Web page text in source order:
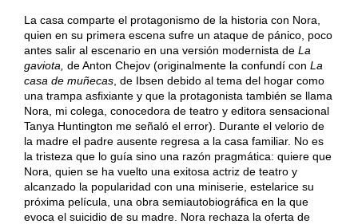
La casa comparte el protagonismo de la historia con Nora,
quien en su primera escena sufre un ataque de pánico, poco
antes salir al escenario en una versión modernista de La
gaviota, de Anton Chejov (originalmente la confundí con La
casa de muñecas, de Ibsen debido al tema del hogar como
una trampa asfixiante y que la protagonista también se llama
Nora, mi colega, conocedora de teatro y editora sensacional
Tanya Huntington me señaló el error). Durante el velorio de
la madre el padre ausente regresa a la casa familiar. No es
la tristeza que lo guía sino una razón pragmática: quiere que
Nora, quien se ha vuelto una exitosa actriz de teatro y
alcanzado la popularidad con una miniserie, estelarice su
próxima película, una obra semiautobiográfica en la que
evoca el suicidio de su madre. Nora rechaza la oferta de